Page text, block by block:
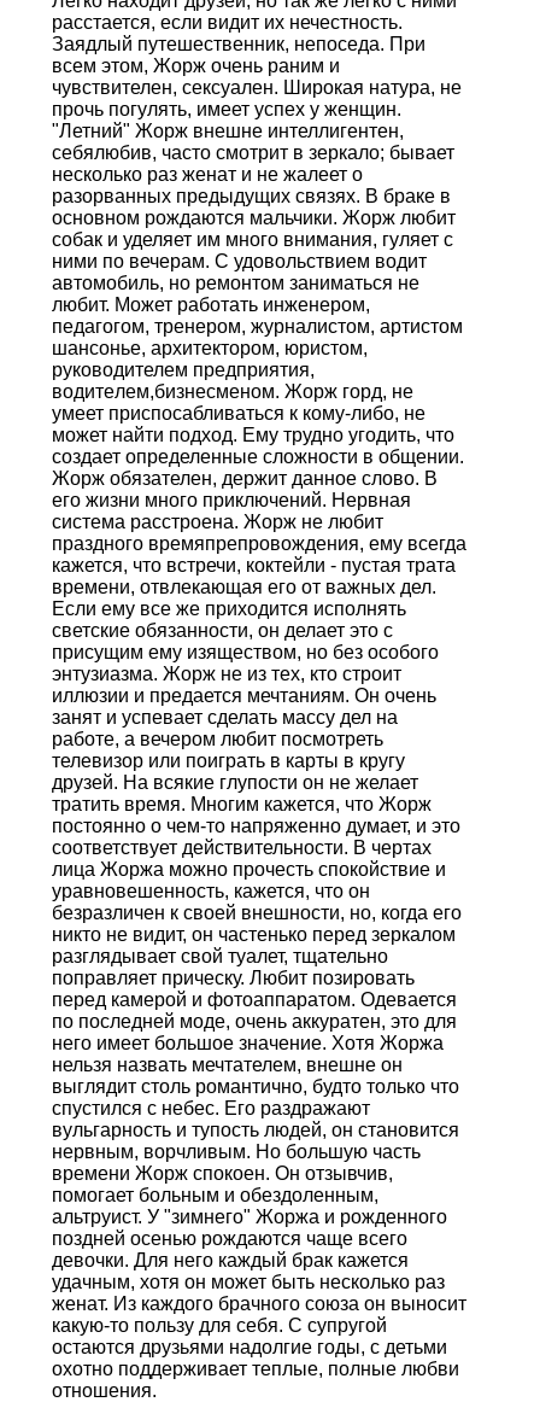
расстается, если видит их нечестность.
Заядлый путешественник, непоседа. При
всем этом, Жорж очень раним и
чувствителен, сексуален. Широкая натура, не
прочь погулять, имеет успех у женщин.
"Летний" Жорж внешне интеллигентен,
себялюбив, часто смотрит в зеркало; бывает
несколько раз женат и не жалеет о
разорванных предыдущих связях. В браке в
основном рождаются мальчики. Жорж любит
собак и уделяет им много внимания, гуляет с
ними по вечерам. С удовольствием водит
автомобиль, но ремонтом заниматься не
любит. Может работать инженером,
педагогом, тренером, журналистом, артистом
шансонье, архитектором, юристом,
руководителем предприятия,
вoдитeлeм,бизнесменом. Жорж горд, не
умеет приспосабливаться к кому-либо, не
может найти подход. Ему трудно угодить, что
создает определенные сложности в общении.
Жорж обязателен, держит данное слово. В
его жизни много приключений. Нервная
система расстроена. Жорж не любит
праздного времяпрепровождения, ему всегда
кажется, что встречи, коктейли - пустая трата
времени, отвлекающая его от важных дел.
Если ему все же приходится исполнять
светские обязанности, он делает это с
присущим ему изяществом, но без особого
энтузиазма. Жорж не из тех, кто строит
иллюзии и предается мечтаниям. Он очень
занят и успевает сделать массу дел на
работе, а вечером любит посмотреть
телевизор или поиграть в карты в кругу
друзей. На всякие глупости он не желает
тратить время. Многим кажется, что Жорж
постоянно о чем-то напряженно думает, и это
соответствует действительности. В чертах
лица Жоржа можно прочесть спокойствие и
уравновешенность, кажется, что он
безразличен к своей внешности, но, когда его
никто не видит, он частенько перед зеркалом
разглядывает свой туалет, тщательно
поправляет прическу. Любит позировать
перед камерой и фотоаппаратом. Одевается
по последней моде, очень аккуратен, это для
него имеет большое значение. Хотя Жоржа
нельзя назвать мечтателем, внешне он
выглядит столь романтично, будто только что
спустился с небес. Его раздражают
вульгарность и тупость людей, он становится
нервным, ворчливым. Но большую часть
времени Жорж спокоен. Он oтзывчив,
помогает больным и обездоленным,
альтруист. У "зимнего" Жоржа и рожденного
поздней осенью рождаются чаще всего
девочки. Для него каждый брак кажется
удачным, хотя он может быть несколько раз
женат. Из каждого брачного союза он выносит
какую-то пользу для себя. С супругой
остаются друзьями надолгие годы, с детьми
охотно поддерживает теплые, полные любви
отношения.